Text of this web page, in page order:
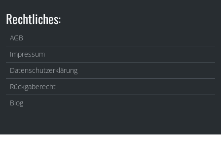
Rechtliches:
AGB
Impressum
Datenschutzerklärung
Rückgaberecht
Blog